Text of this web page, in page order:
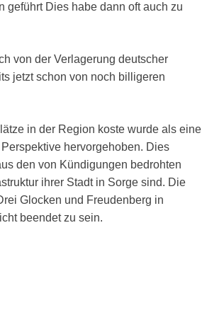
geführt Dies habe dann oft auch zu
von der Verlagerung deutscher
jetzt schon von noch billigeren
in der Region koste wurde als eine
hervorgehoben. Dies
den von Kündigungen bedrohten
ihrer Stadt in Sorge sind. Die
Glocken und Freudenberg in
beendet zu sein.